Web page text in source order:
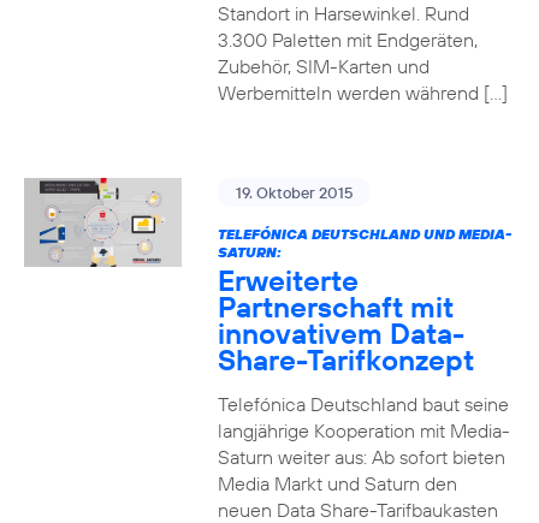
Standort in Harsewinkel. Rund
3.300 Paletten mit Endgeräten,
Zubehör, SIM-Karten und
Werbemitteln werden während […]
19. Oktober 2015
TELEFÓNICA DEUTSCHLAND UND MEDIA-
SATURN:
Erweiterte
Partnerschaft mit
innovativem Data-
Share-Tarifkonzept
Telefónica Deutschland baut seine
langjährige Kooperation mit Media-
Saturn weiter aus: Ab sofort bieten
Media Markt und Saturn den
neuen Data Share-Tarifbaukasten